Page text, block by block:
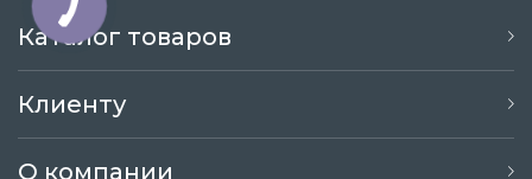
Каталог товаров
Клиенту
О компании